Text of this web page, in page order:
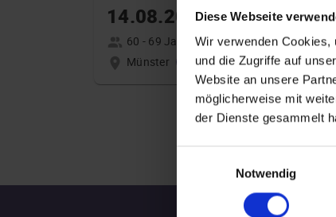
Diese Webseite
Wir verwenden Cookies,
und die Zugriffe auf
Website an unsere
möglicherweise mit
der Dienste gesammelt
Notwendig
14.08.2026 19:00
60 - 69 Jahre
Münster
online